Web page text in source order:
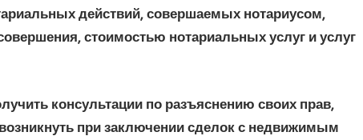
действий, совершаемых нотариусом,
стоимостью нотариальных услуг и услуг
консультации по разъяснению своих прав,
при заключении сделок с недвижимым